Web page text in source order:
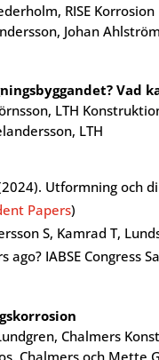
RISE Korrosion
Johan
Vad
LTH
LTH
Utformning
Papers)
S, Kamrad T,
ago? IABSE Congress
Chalmers
Chalmers och